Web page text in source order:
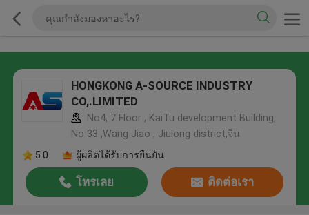
HONGKONG A-SOURCE INDUSTRY
CO,.LIMITED
No4, 7 Floor , KaiTu development Building,
No 33 ,Wang Jiao , Jiulong district,จีน
5.0
ผู้ผลิตได้รับการยืนยัน
โทรเลย ติดต่อเรา